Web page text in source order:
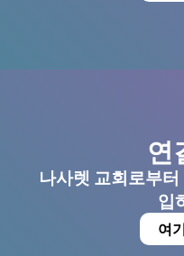
연
나사렛 교회로부
입
여